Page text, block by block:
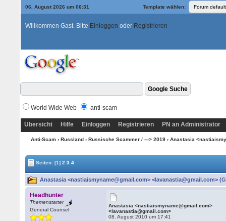
06. August 2026 um 06:31 Template wählen:
Willkommen Gast. Bitte Einloggen oder Registrieren
World Wide Web anti-scam
Übersicht Hilfe Einloggen Registrieren PN an Administrator
Anti-Scam› Russland› Russische Scammer / ---> 2019› Anastasia
Seiten:[1] 2 3 4
Anastasia <nastiaismyname@gmail.com> <lavanastia@gmail.com>
Headhunter
Themenstarter
General Counsel
Anastasia <nastiaismyname@gmail.com>
<lavanastia@gmail.com>
08. August 2010 um 17:41